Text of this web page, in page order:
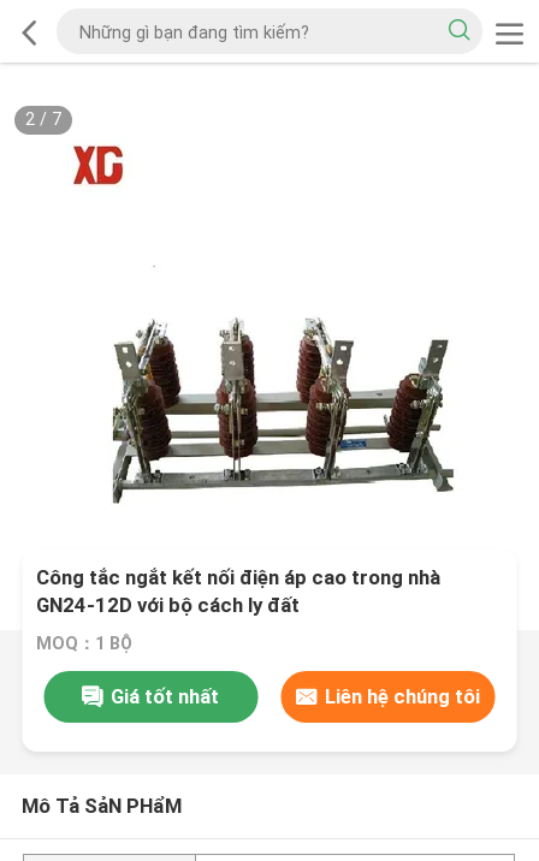
2/ 7
Công tắc ngắt kết nối điện áp cao trong nhà
GN24-12D với bộ cách ly đất
MOQ：1 BỘ
Giá tốt nhất Liên hệ chúng tôi
Mô Tả SảN PHẩM